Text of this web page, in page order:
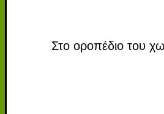
Στο οροπέδιο του